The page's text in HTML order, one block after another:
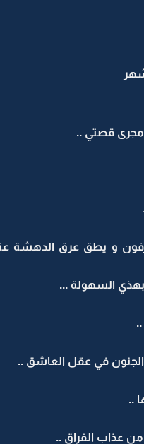
مجرى قصتي ..
و يطق عرق الدهشة
السهولة ...
في عقل العاشق ..
..
عذاب الفراق ..